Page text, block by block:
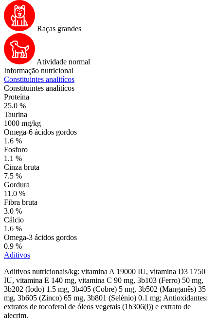
Raças grandes
Atividade normal
Informação nutricional
Constituintes analitícos
Constituintes analitícos
Proteína
25.0 %
Taurina
1000 mg/kg
Omega-6 ácidos gordos
1.6 %
Fosforo
1.1 %
Cinza bruta
7.5 %
Gordura
11.0 %
Fibra bruta
3.0 %
Cálcio
1.6 %
Omega-3 ácidos gordos
0.9 %
Aditivos
Aditivos nutricionais/kg: vitamina A 19000 IU, vitamina D3 1750
IU, vitamina E 140 mg, vitamina C 90 mg, 3b103 (Ferro) 50 mg,
3b202 (Iodo) 1.5 mg, 3b405 (Cobre) 5 mg, 3b502 (Manganês) 35
mg, 3b605 (Zinco) 65 mg, 3b801 (Selénio) 0.1 mg; Antioxidantes:
extratos de tocoferol de óleos vegetais (1b306(i)) e extrato de
alecrim.